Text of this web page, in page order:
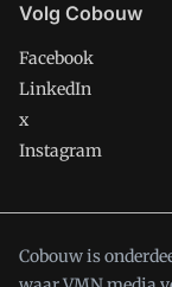
Volg Cobouw
Facebook
LinkedIn
x
Instagram
Cobouw is